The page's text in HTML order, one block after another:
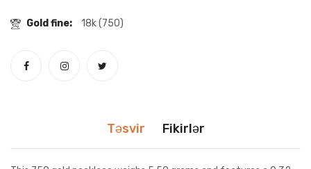
Gold fine: 18k (750)
Təsvir Fikirlər